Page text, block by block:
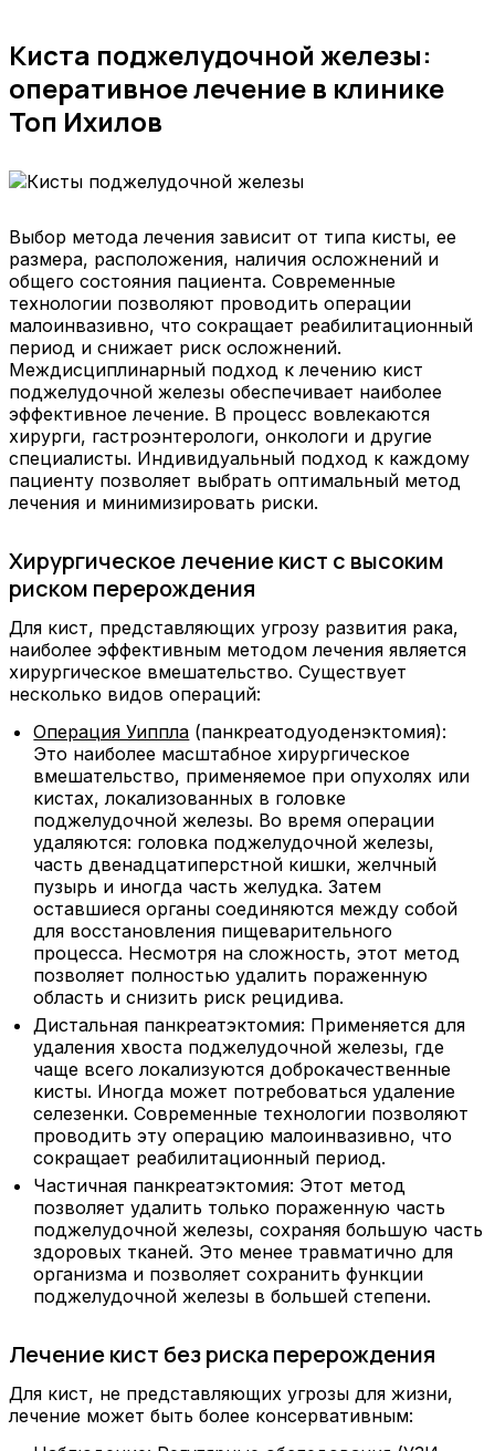
Киста поджелудочной железы:
оперативное лечение в клинике
Топ Ихилов
Выбор метода лечения зависит от типа кисты, ее
размера, расположения, наличия осложнений и
общего состояния пациента. Современные
технологии позволяют проводить операции
малоинвазивно, что сокращает реабилитационный
период и снижает риск осложнений.
Междисциплинарный подход к лечению кист
поджелудочной железы обеспечивает наиболее
эффективное лечение. В процесс вовлекаются
хирурги, гастроэнтерологи, онкологи и другие
специалисты. Индивидуальный подход к каждому
пациенту позволяет выбрать оптимальный метод
лечения и минимизировать риски.
Хирургическое лечение кист с высоким
риском перерождения
Для кист, представляющих угрозу развития рака,
наиболее эффективным методом лечения является
хирургическое вмешательство. Существует
несколько видов операций:
Операция Уиппла (панкреатодуоденэктомия):
Это наиболее масштабное хирургическое
вмешательство, применяемое при опухолях или
кистах, локализованных в головке
поджелудочной железы. Во время операции
удаляются: головка поджелудочной железы,
часть двенадцатиперстной кишки, желчный
пузырь и иногда часть желудка. Затем
оставшиеся органы соединяются между собой
для восстановления пищеварительного
процесса. Несмотря на сложность, этот метод
позволяет полностью удалить пораженную
область и снизить риск рецидива.
Дистальная панкреатэктомия: Применяется для
удаления хвоста поджелудочной железы, где
чаще всего локализуются доброкачественные
кисты. Иногда может потребоваться удаление
селезенки. Современные технологии позволяют
проводить эту операцию малоинвазивно, что
сокращает реабилитационный период.
Частичная панкреатэктомия: Этот метод
позволяет удалить только пораженную часть
поджелудочной железы, сохраняя большую часть
здоровых тканей. Это менее травматично для
организма и позволяет сохранить функции
поджелудочной железы в большей степени.
Лечение кист без риска перерождения
Для кист, не представляющих угрозы для жизни,
лечение может быть более консервативным: